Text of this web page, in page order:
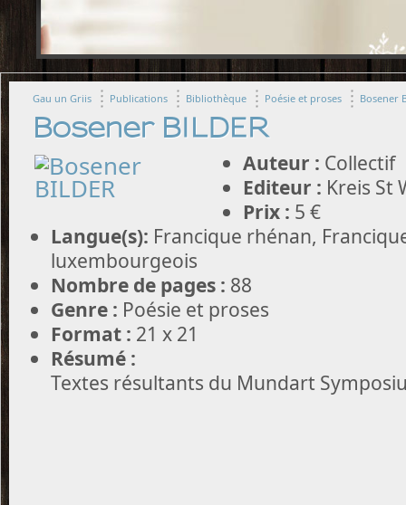
Gau un Griis Publications Bibliothèque Poésie et proses Bosener
Bosener BILDER
Auteur : Collectif
Editeur : Kreis St
Prix : 5 €
Langue(s): Francique rhénan,
luxembourgeois
Nombre de pages : 88
Genre : Poésie et proses
Format : 21 x 21
Résumé :
Textes résultants du Mundart